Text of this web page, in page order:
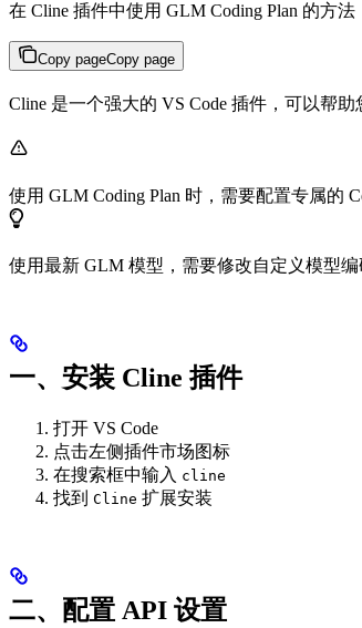
在 Cline 插件中使用 GLM Coding Plan 的方法
Copy pageCopy page
Cline 是一个强大的 VS Code 插件，可以帮
使用 GLM Coding Plan 时，需要配置专属的
使用最新 GLM 模型，需要修改自定义模型
一、安装 Cline 插件
打开 VS Code
点击左侧插件市场图标
在搜索框中输入 cline
找到 Cline 扩展安装
二、配置 API 设置